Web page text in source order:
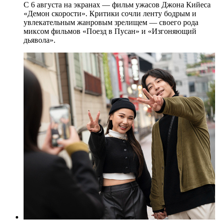
С 6 августа на экранах — фильм ужасов Джона Кийеса
«Демон скорости». Критики сочли ленту бодрым и
увлекательным жанровым зрелищeм — своего рода
миксом фильмов «Поезд в Пусан» и «Изгоняющий
дьявола».